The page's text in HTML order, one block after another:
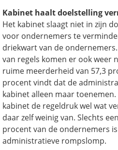
Kabinet haalt doelstelling
Het kabinet slaagt niet in zijn
voor ondernemers te
driekwart van de
van regels komen er ook weer
ruime meerderheid van 57,3
procent vindt dat de
kabinet alleen maar
kabinet de regeldruk wel wat
daar zelf weinig van. Slechts
procent van de ondernemers
administratieve rompslomp.